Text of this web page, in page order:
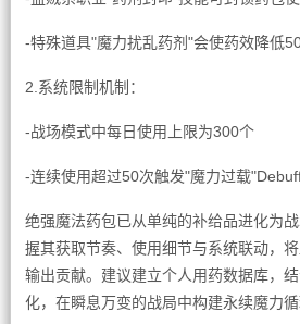
-特殊道具"魔力扰乱药剂"会使药效降低
2.系统限制机制：
-战场模式中每日使用上限为300个
-连续使用超过50次触发"魔力过载
绝强魔法药包已从单纯的补给品进化为
握其获取节奏、使用细节与系统联动，
输出贡献。建议建立个人用药数据库，
化，在瞬息万变的战局中构建永续魔力循